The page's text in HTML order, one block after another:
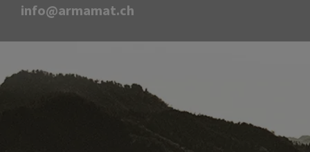
info@armamat.ch